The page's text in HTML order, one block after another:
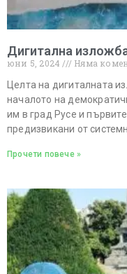
Дигитална
юни 5, 2024
Няма
Целта на дигиталната
началото на
им в град Русе и
предизвикани от
Прочети повече »